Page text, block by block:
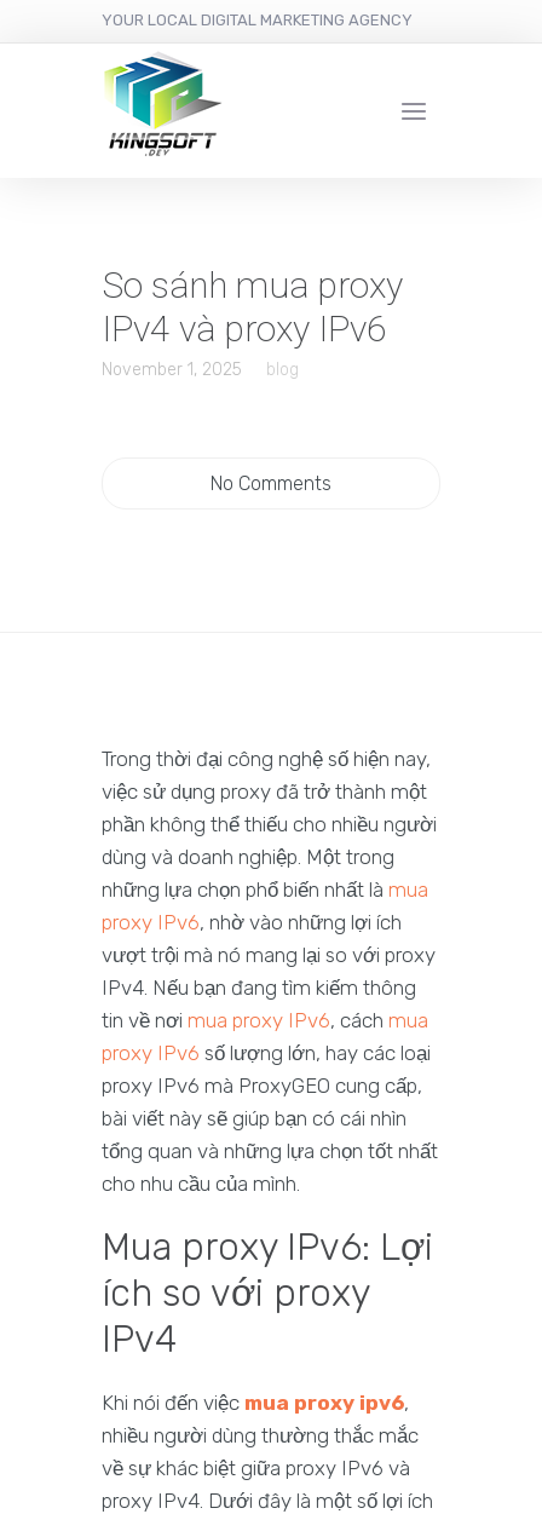
YOUR LOCAL DIGITAL MARKETING AGENCY
So sánh mua proxy
IPv4 và proxy IPv6
November 1, 2025 blog
No Comments
Trong thời đại công nghệ số hiện nay,
việc sử dụng proxy đã trở thành một
phần không thể thiếu cho nhiều người
dùng và doanh nghiệp. Một trong
những lựa chọn phổ biến nhất là mua
proxy IPv6, nhờ vào những lợi ích
vượt trội mà nó mang lại so với proxy
IPv4. Nếu bạn đang tìm kiếm thông
tin về nơi mua proxy IPv6, cách mua
proxy IPv6 số lượng lớn, hay các loại
proxy IPv6 mà ProxyGEO cung cấp,
bài viết này sẽ giúp bạn có cái nhìn
tổng quan và những lựa chọn tốt nhất
cho nhu cầu của mình.
Mua proxy IPv6: Lợi
ích so với proxy
IPv4
Khi nói đến việc mua proxy ipv6,
nhiều người dùng thường thắc mắc
về sự khác biệt giữa proxy IPv6 và
proxy IPv4. Dưới đây là một số lợi ích